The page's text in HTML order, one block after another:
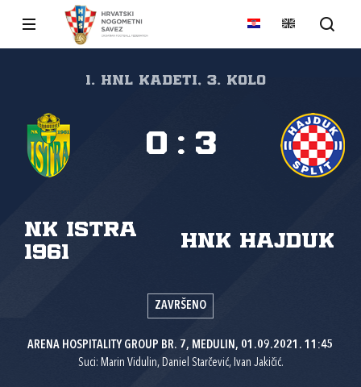
1. HNL Kadeti, 3. kolo
NK Istra
1961
HNK Hajduk
0 : 3
ZAVRŠENO
ARENA HOSPITALITY GROUP BR. 7, MEDULIN, 01.09.2021. 11:45
Suci: Marin Vidulin, Daniel Starčević, Ivan Jakičić.